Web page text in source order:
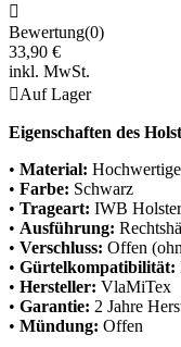

Bewertung(0)
33,90 €
inkl. MwSt.
Auf Lager
Eigenschaften des
• Material:
• Farbe: Schwarz
• Trageart: IWB
• Ausführung:
• Verschluss: Offen
• Gürtelkompatibilität:
• Hersteller: VlaMiTex
• Garantie: 2 Jahre
• Mündung: Offen